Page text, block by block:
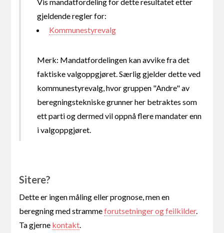
gjeldende regler for:
Kommunestyrevalg
Merk: Mandatfordelingen kan avvike fra det
faktiske valgoppgjøret. Særlig gjelder dette ved
kommunestyrevalg, hvor gruppen "Andre" av
beregningstekniske grunner her betraktes som
ett parti og dermed vil oppnå flere mandater enn
i valgoppgjøret.
Sitere?
Dette er ingen måling eller prognose, men en
beregning med strammeforutsetninger og feilkilder.
Ta gjerne kontakt.